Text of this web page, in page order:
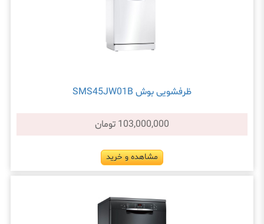
ظرفشویی بوش SMS45JW01B
103,000,000 تومان
مشاهده و خرید